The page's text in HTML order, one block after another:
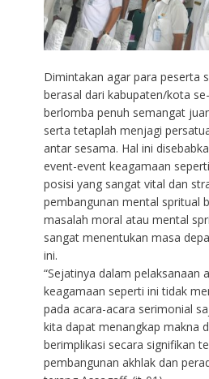
Dimintakan agar para peserta
berasal dari kabupaten/kota
berlomba penuh semangat
serta tetaplah menjagi
antar sesama. Hal ini
event-event keagamaan
posisi yang sangat vital dan
pembangunan mental spritual
masalah moral atau mental
sangat menentukan masa
ini.
“Sejatinya dalam pelaksanaan
keagamaan seperti ini tidak
pada acara-acara serimonial
kita dapat menangkap makna
berimplikasi secara signifikan
pembangunan akhlak dan